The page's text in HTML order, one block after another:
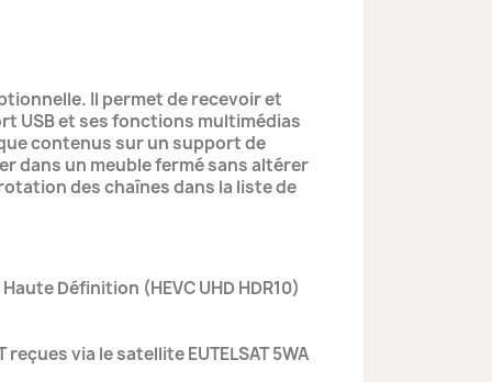
Il permet de recevoir et
USB et ses fonctions multimédias
contenus sur un support de
dans un meuble fermé sans altérer
des chaînes dans la liste de
Définition (HEVC UHD HDR10)
via le satellite EUTELSAT 5WA